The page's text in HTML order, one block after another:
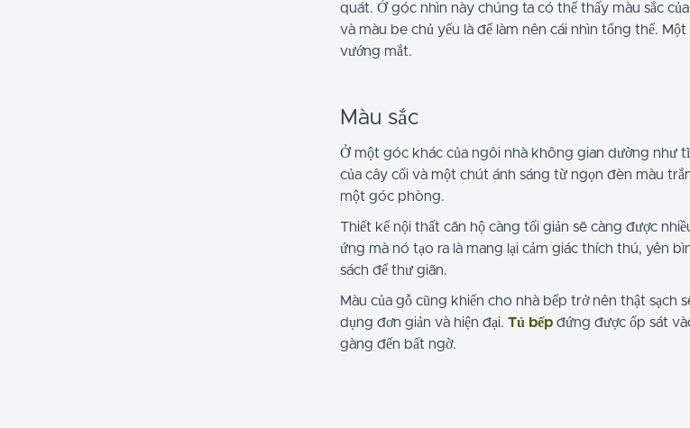
quát. Ở góc nhìn này chúng ta có thể thấy màu sắc
và màu be chủ yếu là để làm nên cái nhìn tổng thể.
vướng mắt.
Màu sắc
Ở một góc khác của ngôi nhà không gian dường như
của cây cối và một chút ánh sáng từ ngọn đèn màu
một góc phòng.
Thiết kế nội thất căn hộ càng tối giản sẽ càng được
ứng mà nó tạo ra là mang lại cảm giác thích thú, yên
sách để thư giãn.
Màu của gỗ cũng khiến cho nhà bếp trở nên thật sạch
dụng đơn giản và hiện đại. Tủ bếp đứng được ốp sát
gàng đến bất ngờ.